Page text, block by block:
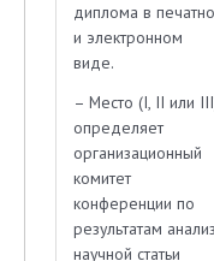
диплома в
и электронном
виде.
– Место (I, II или
определяет
организационный
комитет
конференции по
результатам
научной статьи